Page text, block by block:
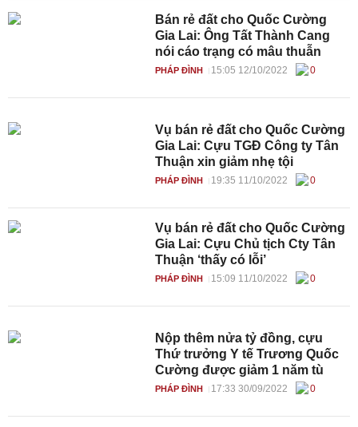
Bán rẻ đất cho Quốc Cường
Gia Lai: Ông Tất Thành Cang
nói cáo trạng có mâu thuẫn
PHÁP ĐÌNH 15:05 12/10/2022 0
Vụ bán rẻ đất cho Quốc Cường
Gia Lai: Cựu TGĐ Công ty Tân
Thuận xin giảm nhẹ tội
PHÁP ĐÌNH 19:35 11/10/2022 0
Vụ bán rẻ đất cho Quốc Cường
Gia Lai: Cựu Chủ tịch Cty Tân
Thuận ‘thấy có lỗi’
PHÁP ĐÌNH 15:09 11/10/2022 0
Nộp thêm nửa tỷ đồng, cựu
Thứ trưởng Y tế Trương Quốc
Cường được giảm 1 năm tù
PHÁP ĐÌNH 17:33 30/09/2022 0